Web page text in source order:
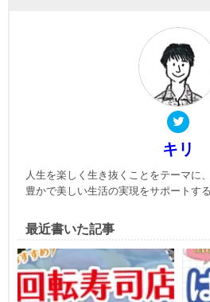
キリ
人生を楽しく生き抜くことをテーマに
豊かで美しい生活の実現をサポートす
最近書いた記事